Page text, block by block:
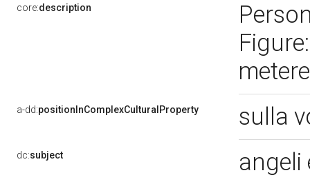
core:description
a-dd:positionInComplexCulturalProperty sulla
dc:subject